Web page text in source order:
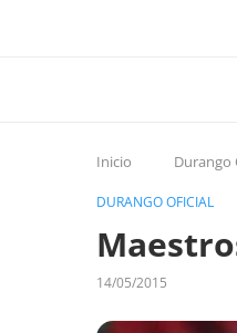
Inicio Durango
DURANGO OFICIAL
14/05/2015